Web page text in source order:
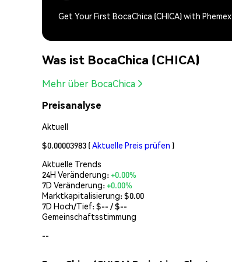
Get Your First BocaChica (CHICA) with Phemex
Was ist BocaChica (CHICA)
Mehr über BocaChica
Preisanalyse
Aktuell
$0.00003983 (Aktuelle Preis prüfen )
Aktuelle Trends
24H Veränderung:+0.00%
7D Veränderung:+0.00%
Marktkapitalisierung:$0.00
7D Hoch/Tief: $-- / $--
Gemeinschaftsstimmung
--